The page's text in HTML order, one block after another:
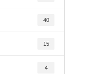
40
15
4